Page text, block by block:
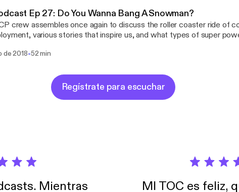
https://www.facebook.com/saltedcoffeepodcast/ Youtube:
channel/UCtEfH-3CDUVUio6TnSKTsfA Twitter:
Instagram: instagram.com/saltedcoffeepodcast/ Email:
Ep 27: Do You Wanna Bang A Snowman?
crew assembles once again to discuss the roller coaster ride of
various stories that inspire us, and what types of super
saltedcoffeepodcast/ Youtube:
Instagram: instagram.com/saltedcoffeepodcast/ Email:
de 2018-52 min
Regístrate para escuchar
Mientras
MI TOC es feliz,